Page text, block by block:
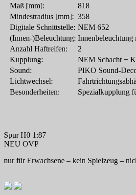
Maß [mm]:
818
Mindestradius [mm]: 358
Digitale Schnittstelle: NEM 652
(Innen-)Beleuchtung:
Anzahl Haftreifen:
2
Kupplung:
NEM Schacht +
Sound:
PIKO Sound-
Lichtwechsel:
Besonderheiten:
Spezialkupplung
Spur H0 1:87
NEU OVP
nur für Erwachsene – kein Spielzeug –